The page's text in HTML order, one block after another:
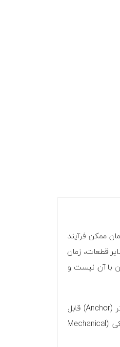
ممکن فرآیند
قطعات، زمان
با آن نیست و
در صنعت ساختمان سازی ایجاد اتصال بین بسترها و قطعات، از بزرگ ترین چالش ها به شمار می رود و این فرآیند همواره به واسطه تکنیک انکر (Anchor) قابل
اجراست. این روش به کمک ابزار و لوازم مختلفی انجام می شود و به طور کلی به دو نوع مکانیکی و شیمیایی اجرا می شود. در روش انکر مکانیکی (Mechanical